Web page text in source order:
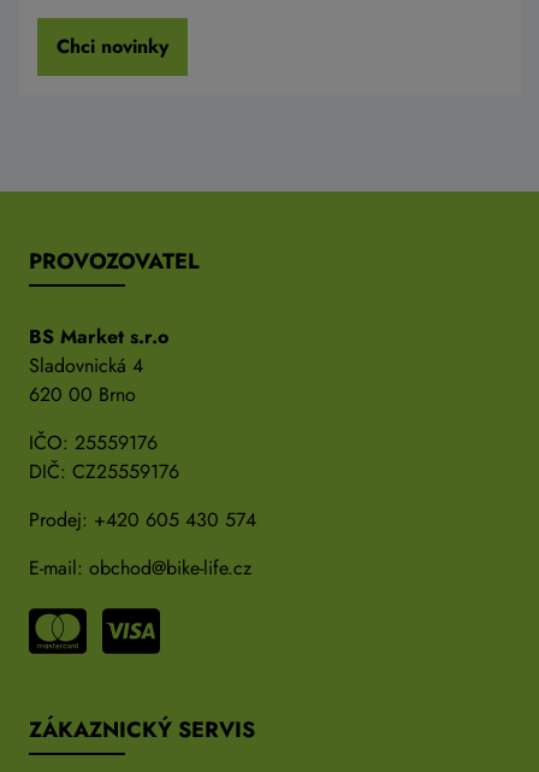
Chci novinky
PROVOZOVATEL
BS Market s.r.o
Sladovnická 4
620 00 Brno
IČO: 25559176
DIČ: CZ25559176
Prodej: +420 605 430 574
E-mail: obchod@bike-life.cz
ZÁKAZNICKÝ SERVIS